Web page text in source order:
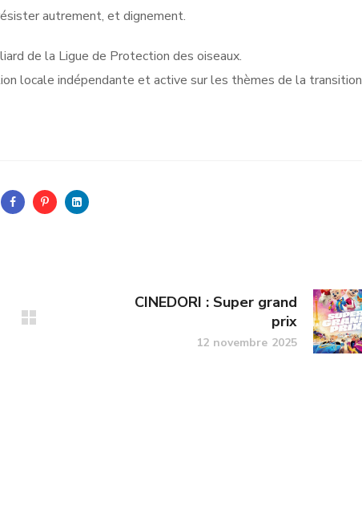
autrement, et dignement.
de la Ligue de Protection des oiseaux.
locale indépendante et active sur les thèmes de la transition
CINEDORI : Super grand
prix
12 novembre 2025